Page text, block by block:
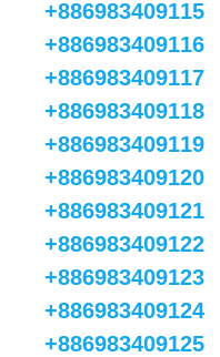
+886983409115
+886983409116
+886983409117
+886983409118
+886983409119
+886983409120
+886983409121
+886983409122
+886983409123
+886983409124
+886983409125